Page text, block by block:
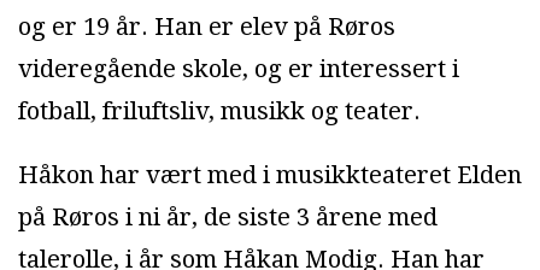
og er 19 år. Han er elev på Røros
videregående skole, og er interessert i
fotball, friluftsliv, musikk og teater.
Håkon har vært med i musikkteateret Elden
på Røros i ni år, de siste 3 årene med
talerolle, i år som Håkan Modig. Han har